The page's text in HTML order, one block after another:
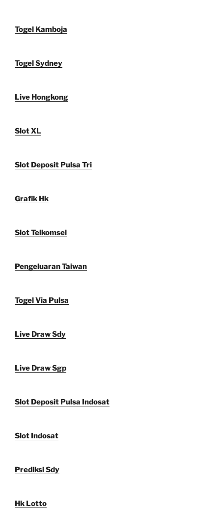
Togel Kamboja
Togel Sydney
Live Hongkong
Slot XL
Slot Deposit Pulsa Tri
Grafik Hk
Slot Telkomsel
Pengeluaran Taiwan
Togel Via Pulsa
Live Draw Sdy
Live Draw Sgp
Slot Deposit Pulsa Indosat
Slot Indosat
Prediksi Sdy
Hk Lotto